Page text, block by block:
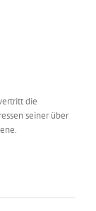
die
seiner über